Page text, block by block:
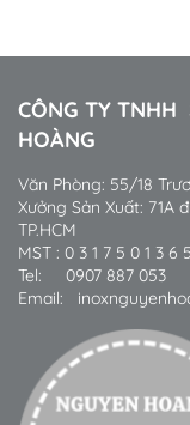
CÔNG TY TNHH
HOÀNG
Văn Phòng: 55/18
Xưởng Sản Xuất: 71A
TP.HCM
MST : 0 3 1 7 5 0 1 3 6 5
Tel: 0907 887 053
Email: